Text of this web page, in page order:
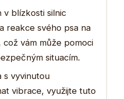
v blízkosti silnic
reakce svého psa na
vám může pomoci
situacím.
s vyvinutou
vibrace, využijte tuto